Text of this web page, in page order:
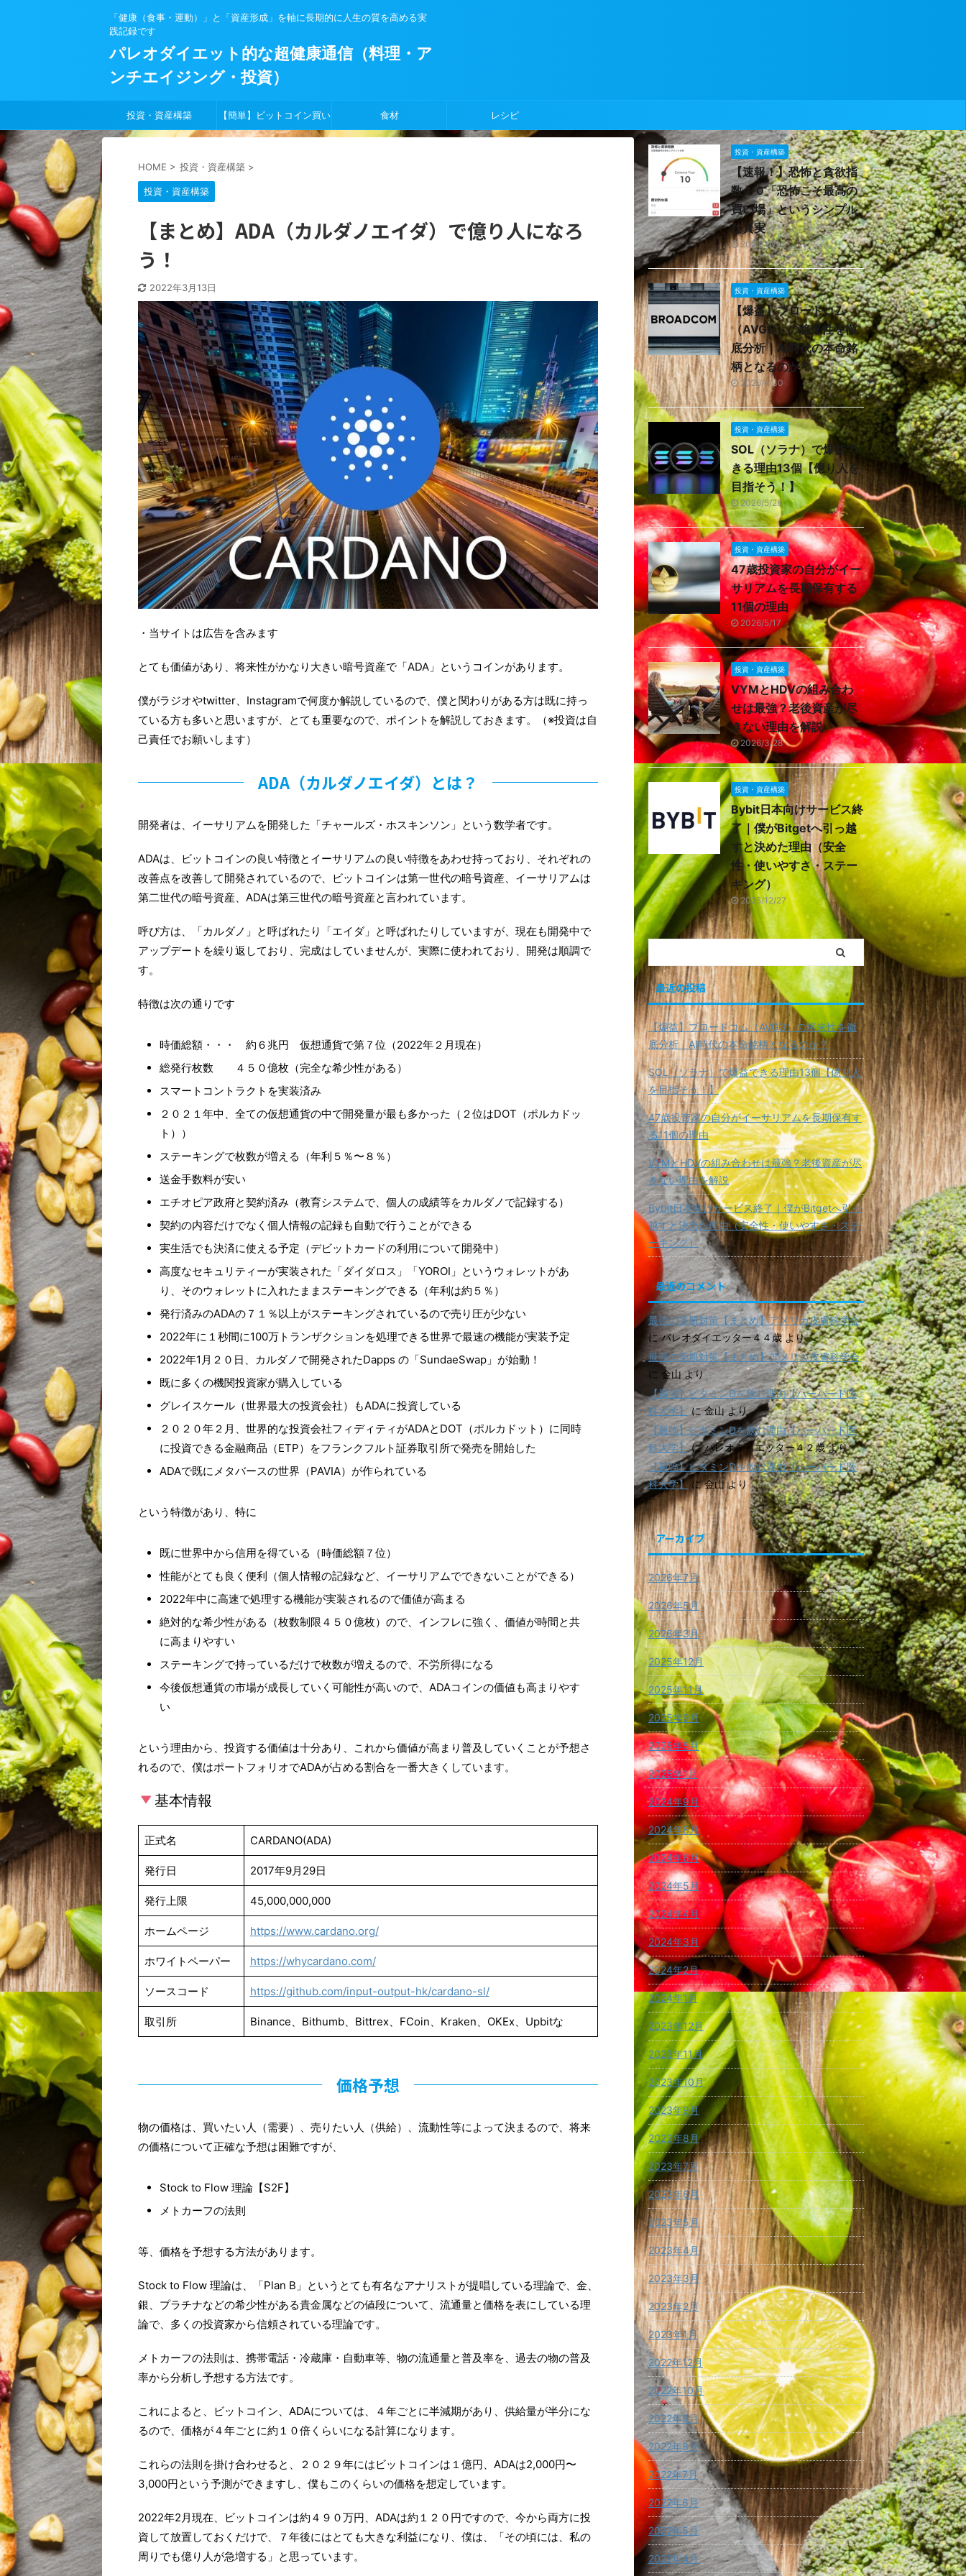
「健康（食事・運動）」と「資産形成」を軸に長期的に人生の質を高める実
践記録です
パレオダイエット的な超健康通信（料理・ア
ンチエイジング・投資）
投資・資産構築 【簡単】ビットコイン買い 食材 レシピ
HOME > 投資・資産構築 >
投資・資産構築
【まとめ】ADA（カルダノエイダ）で億り人になろ
う！
2022年3月13日
・当サイトは広告を含みます
とても価値があり、将来性がかなり大きい暗号資産で「ADA」というコインがあります。
僕がラジオやtwitter、Instagramで何度か解説しているので、僕と関わりがある方は既に持っ
ている方も多いと思いますが、とても重要なので、ポイントを解説しておきます。（※投資は自
己責任でお願いします）
ADA（カルダノエイダ）とは？
開発者は、イーサリアムを開発した「チャールズ・ホスキンソン」という数学者です。
ADAは、ビットコインの良い特徴とイーサリアムの良い特徴をあわせ持っており、それぞれの
改善点を改善して開発されているので、ビットコインは第一世代の暗号資産、イーサリアムは
第二世代の暗号資産、ADAは第三世代の暗号資産と言われています。
呼び方は、「カルダノ」と呼ばれたり「エイダ」と呼ばれたりしていますが、現在も開発中で
アップデートを繰り返しており、完成はしていませんが、実際に使われており、開発は順調で
す。
特徴は次の通りです
時価総額・・・ 約６兆円 仮想通貨で第７位（2022年２月現在）
総発行枚数 ４５０億枚（完全な希少性がある）
スマートコントラクトを実装済み
２０２１年中、全ての仮想通貨の中で開発量が最も多かった（２位はDOT（ポルカドッ
ト））
ステーキングで枚数が増える（年利５％〜８％）
送金手数料が安い
エチオピア政府と契約済み（教育システムで、個人の成績等をカルダノで記録する）
契約の内容だけでなく個人情報の記録も自動で行うことができる
実生活でも決済に使える予定（デビットカードの利用について開発中）
高度なセキュリティーが実装された「ダイダロス」「YOROI」というウォレットがあ
り、そのウォレットに入れたままステーキングできる（年利は約５％）
発行済みのADAの７１％以上がステーキングされているので売り圧が少ない
2022年に１秒間に100万トランザクションを処理できる世界で最速の機能が実装予定
2022年1月２０日、カルダノで開発されたDapps の「SundaeSwap」が始動！
既に多くの機関投資家が購入している
グレイスケール（世界最大の投資会社）もADAに投資している
２０２０年２月、世界的な投資会社フィディティがADAとDOT（ポルカドット）に同時
に投資できる金融商品（ETP）をフランクフルト証券取引所で発売を開始した
ADAで既にメタバースの世界（PAVIA）が作られている
という特徴があり、特に
既に世界中から信用を得ている（時価総額７位）
性能がとても良く便利（個人情報の記録など、イーサリアムでできないことができる）
2022年中に高速で処理する機能が実装されるので価値が高まる
絶対的な希少性がある（枚数制限４５０億枚）ので、インフレに強く、価値が時間と共
に高まりやすい
ステーキングで持っているだけで枚数が増えるので、不労所得になる
今後仮想通貨の市場が成長していく可能性が高いので、ADAコインの価値も高まりやす
い
という理由から、投資する価値は十分あり、これから価値が高まり普及していくことが予想さ
れるので、僕はポートフォリオでADAが占める割合を一番大きくしています。
基本情報
正式名 CARDANO(ADA)
発行日 2017年9月29日
発行上限 45,000,000,000
ホームページ https://www.cardano.org/
ホワイトペーパー https://whycardano.com/
ソースコード https://github.com/input-output-hk/cardano-sl/
取引所 Binance、Bithumb、Bittrex、FCoin、Kraken、OKEx、Upbitな
価格予想
物の価格は、買いたい人（需要）、売りたい人（供給）、流動性等によって決まるので、将来
の価格について正確な予想は困難ですが、
Stock to Flow 理論【S2F】
メトカーフの法則
等、価格を予想する方法があります。
Stock to Flow 理論は、「Plan B」というとても有名なアナリストが提唱している理論で、金、
銀、プラチナなどの希少性がある貴金属などの値段について、流通量と価格を表にしている理
論で、多くの投資家から信頼されている理論です。
メトカーフの法則は、携帯電話・冷蔵庫・自動車等、物の流通量と普及率を、過去の物の普及
率から分析し予想する方法です。
これによると、ビットコイン、ADAについては、４年ごとに半減期があり、供給量が半分にな
るので、価格が４年ごとに約１０倍くらいになる計算になります。
これらの法則を掛け合わせると、２０２９年にはビットコインは１億円、ADAは2,000円〜
3,000円という予測ができますし、僕もこのくらいの価格を想定しています。
2022年2月現在、ビットコインは約４９０万円、ADAは約１２０円ですので、今から両方に投
資して放置しておくだけで、７年後にはとても大きな利益になり、僕は、「その頃には、私の
周りでも億り人が急増する」と思っています。
投資・資産構築
【速報！】恐怖と貪欲指
数１０「恐怖こそ最高の
買い場」というシンプル
な真実
2025/11/16
投資・資産構築
【爆益】ブロードコム
（AVGO）の将来性を徹
底分析｜AI時代の本命銘
柄となるのか？
2026/7/30
投資・資産構築
SOL（ソラナ）で爆益で
きる理由13個【億り人を
目指そう！】
2026/5/28
投資・資産構築
47歳投資家の自分がイー
サリアムを長期保有する
11個の理由
2026/5/17
投資・資産構築
VYMとHDVの組み合わ
せは最強？老後資産が尽
きない理由を解説
2026/3/28
投資・資産構築
Bybit日本向けサービス終
了｜僕がBitgetへ引っ越
すと決めた理由（安全
性・使いやすさ・ステー
キング）
2025/12/27
最近の投稿
【爆益】ブロードコム（AVGO）の将来性を徹
底分析｜AI時代の本命銘柄となるのか？
SOL（ソラナ）で爆益できる理由13個【億り人
を目指そう！】
47歳投資家の自分がイーサリアムを長期保有す
る11個の理由
VYMとHDVの組み合わせは最強？老後資産が尽
きない理由を解説
Bybit日本向けサービス終了｜僕がBitgetへ引っ
越すと決めた理由（安全性・使いやすさ・ステ
ーキング）
最近のコメント
最強の美肌対策【まとめ】アメリカ皮膚科学会
にパレオダイエッター４４歳より
最強の美肌対策【まとめ】アメリカ皮膚科学会
に 金山より
【最強】ビタミンDを飲む理由【ハーバード医
科大学】 に金山より
【最強】ビタミンDを飲む理由【ハーバード医
科大学】にパレオダイエッター４２歳より
【最強】ビタミンDを飲む理由【ハーバード医
科大学】に金山より
アーカイブ
2026年7月
2026年5月
2026年3月
2025年12月
2025年11月
2025年9月
2025年5月
2025年1月
2024年9月
2024年8月
2024年6月
2024年5月
2024年4月
2024年3月
2024年2月
2024年1月
2023年12月
2023年11月
2023年10月
2023年9月
2023年8月
2023年7月
2023年6月
2023年5月
2023年4月
2023年3月
2023年2月
2023年1月
2022年12月
2022年10月
2022年9月
2022年8月
2022年7月
2022年6月
2022年5月
2022年4月